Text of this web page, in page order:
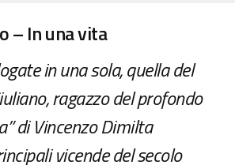
– In una vita
in una sola, quella del
ragazzo del profondo
di Vincenzo Dimilta
vicende del secolo